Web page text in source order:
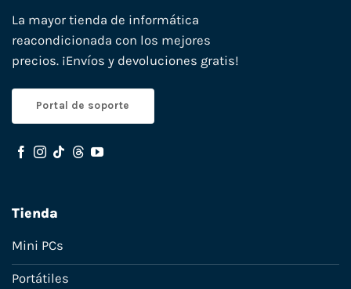
La mayor tienda de informática
reacondicionada con los mejores
precios. ¡Envíos y devoluciones gratis!
Portal de soporte
Tienda
Mini PCs
Portátiles